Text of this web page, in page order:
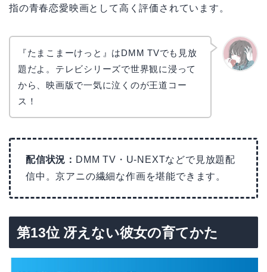
指の青春恋愛映画として高く評価されています。
『たまこまーけっと』はDMM TVでも見放
題だよ。テレビシリーズで世界観に浸って
から、映画版で一気に泣くのが王道コー
ス！
配信状況： DMM TV・U-NEXTなどで見放題配
信中。京アニの繊細な作画を堪能できます。
第13位 冴えない彼女の育てかた